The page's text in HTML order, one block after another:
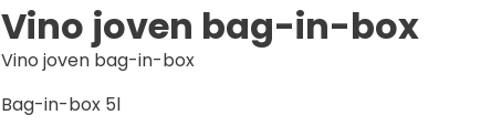
Vino joven bag-in-box
Vino joven bag-in-box
Bag-in-box 5l